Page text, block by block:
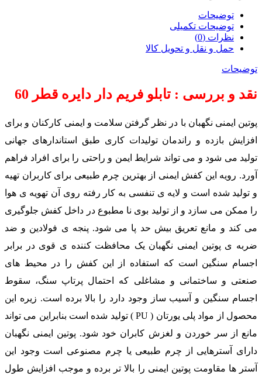
توضیحات
توضیحات تکمیلی
نظرات (0)
حمل و نقل و تحویل کالا
توضیحات
نقد و بررسی : تابلو فریم دار دایره قطر 60
پوتین ایمنی نگهبان با در نظر گرفتن سلامت و ایمنی کارکنان و برای
افزایش بازده و راندمان تولیدات کاری طبق استاندارهای جهانی
تولید می شود و می تواند شرایط ایمن و راحتی را برای افراد فراهم
آورد. رویه این کفش ایمنی از بهترین چرم طبیعی برای کاربران تهیه
و تولید شده است و لایه ی تنفسی به کار رفته روی آن تهویه ی هوا
را ممکن می سازد و از تولید بوی نا مطبوع در داخل کفش جلوگیری
می کند و مانع تعریق بیش حد پا می شود. پنجه ی فولادین و ضد
ضربه ی پوتین ایمنی نگهبان یک محافظت کننده ی قوی در برابر
اجسام سنگین است که استفاده از این کفش را در محیط های
صنعتی و ساختمانی و مشاغلی که احتمال پرتاپ سنگ، سقوط
اجسام سنگین و آسیب ساز وجود دارد را بالا برده است. زیره این
محصول از مواد پلی یورتان ( PU ) تولید شده است بنابراین می تواند
مانع از سر خوردن و لغزش کابران خود شود. پوتین ایمنی نگهبان
دارای آسترهایی از چرم طبیعی یا چرم مصنوعی است وجود این
آستر ها مقاومت پوتین ایمنی را بالا تر برده و موجب افزایش طول